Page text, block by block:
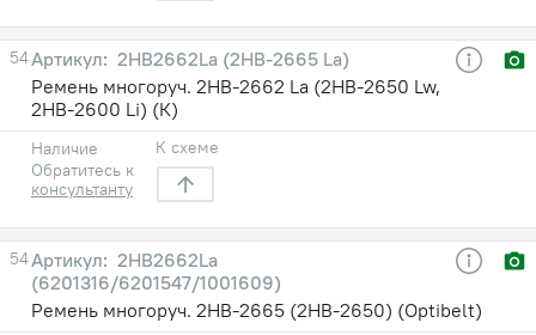
54
2HB2662La (2НВ-2665 La)
Ремень многоруч. 2НВ-2662 La (2НВ-2650 Lw,
2НВ-2600 Li) (К)
Наличие
Обратитесь к
консультанту
К схеме
54
2HB2662La
(6201316/6201547/1001609)
Ремень многоруч. 2НВ-2665 (2НВ-2650) (Optibelt)